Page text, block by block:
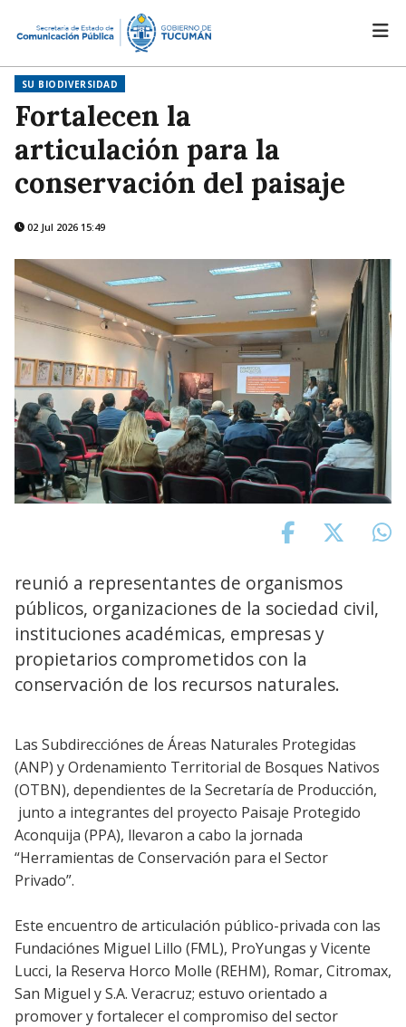
SU BIODIVERSIDAD
Fortalecen la
articulación para la
conservación del paisaje
02 Jul 2026 15:49
reunió a representantes de organismos
públicos, organizaciones de la sociedad civil,
instituciones académicas, empresas y
propietarios comprometidos con la
conservación de los recursos naturales.
Las Subdirecciónes de Áreas Naturales Protegidas
(ANP) y Ordenamiento Territorial de Bosques Nativos
(OTBN), dependientes de la Secretaría de Producción,
junto a integrantes del proyecto Paisaje Protegido
Aconquija (PPA), llevaron a cabo la jornada
“Herramientas de Conservación para el Sector
Privado”.
Este encuentro de articulación público-privada con las
Fundaciónes Miguel Lillo (FML), ProYungas y Vicente
Lucci, la Reserva Horco Molle (REHM), Romar, Citromax,
San Miguel y S.A. Veracruz; estuvo orientado a
promover y fortalecer el compromiso del sector